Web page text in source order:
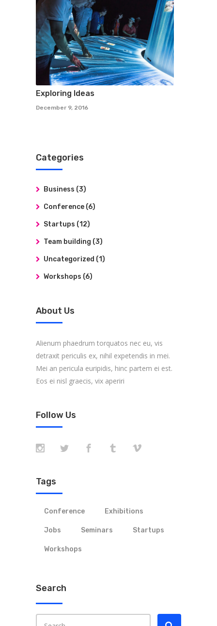
Exploring Ideas
December 9, 2016
Categories
Business (3)
Conference (6)
Startups (12)
Team building (3)
Uncategorized (1)
Workshops (6)
About Us
Alienum phaedrum torquatos nec eu, vis
detraxit periculis ex, nihil expetendis in mei.
Mei an pericula euripidis, hinc partem ei est.
Eos ei nisl graecis, vix aperiri
Follow Us
Tags
Conference Exhibitions
Jobs Seminars Startups
Workshops
Search